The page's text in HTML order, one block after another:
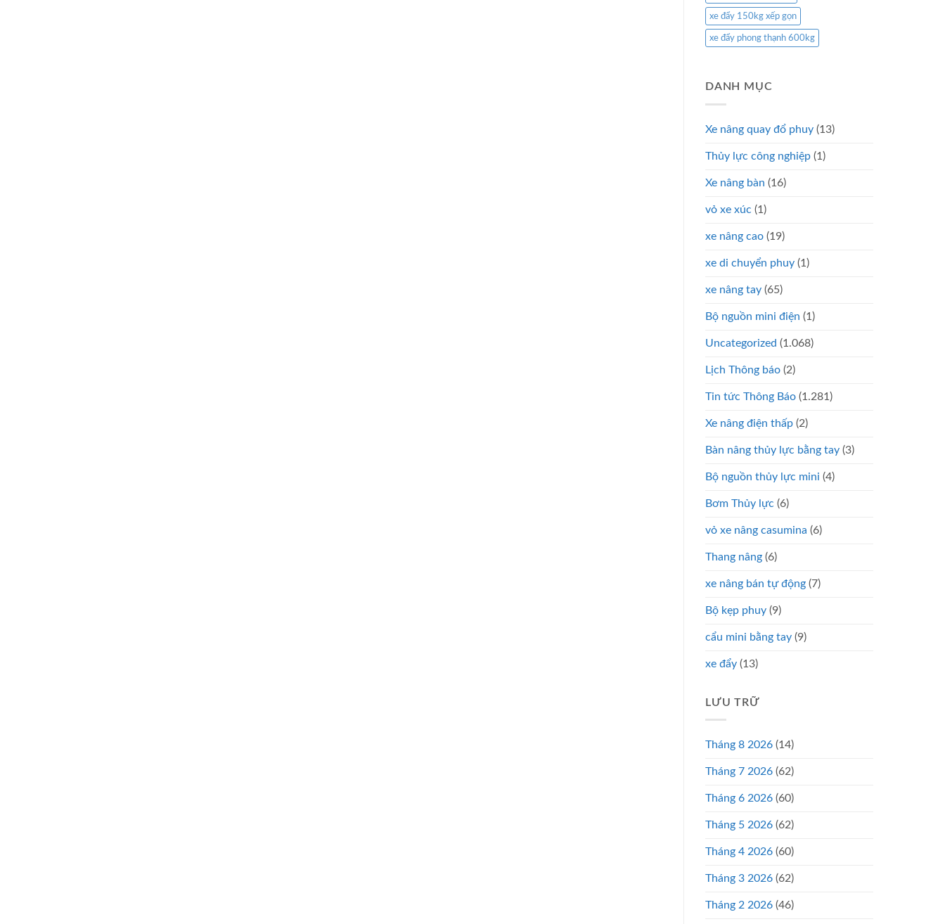
xe đẩy 150kg xếp gọn
xe đẩy phong thạnh 600kg
DANH MỤC
Xe nâng quay đổ phuy (13)
Thủy lực công nghiệp (1)
Xe nâng bàn (16)
vỏ xe xúc (1)
xe nâng cao (19)
xe di chuyển phuy (1)
xe nâng tay (65)
Bộ nguồn mini điện (1)
Uncategorized (1.068)
Lịch Thông báo (2)
Tin tức Thông Báo (1.281)
Xe nâng điện thấp (2)
Bàn nâng thủy lực bằng tay (3)
Bộ nguồn thủy lực mini (4)
Bơm Thủy lực (6)
vỏ xe nâng casumina (6)
Thang nâng (6)
xe nâng bán tự động (7)
Bộ kẹp phuy (9)
cẩu mini bằng tay (9)
xe đẩy (13)
LƯU TRỮ
Tháng 8 2026 (14)
Tháng 7 2026 (62)
Tháng 6 2026 (60)
Tháng 5 2026 (62)
Tháng 4 2026 (60)
Tháng 3 2026 (62)
Tháng 2 2026 (46)